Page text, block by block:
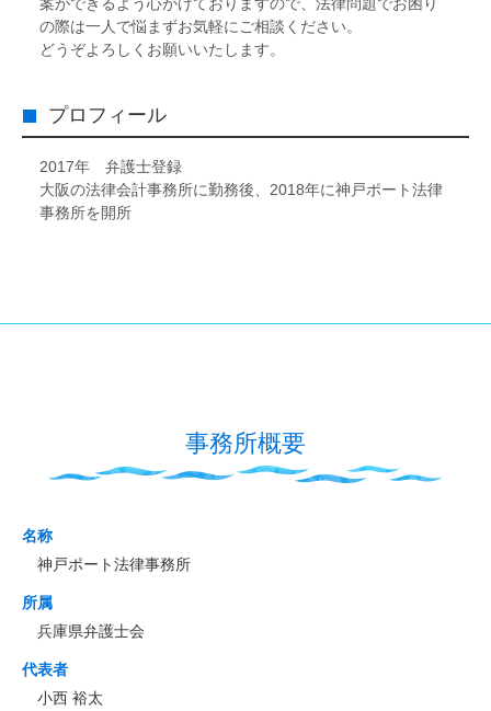
の際は一人で悩まずお気軽にご相談ください。
どうぞよろしくお願いいたします。
プロフィール
2017年 弁護士登録
大阪の法律会計事務所に勤務後、2018年に神戸ポート法律
事務所を開所
事務所概要
名称
神戸ポート法律事務所
所属
兵庫県弁護士会
代表者
小西 裕太